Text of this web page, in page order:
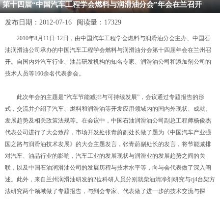
第十四届“中国汽车工程学会燃料与润滑油分会”年会在兰召开
发布日期： 2012-07-16 阅读量： 17329
2010年8月11日-12日，由中国汽车工程学会燃料与润滑油分会主办、中国石
油润滑油公司承办的中国汽车工程学会燃料与润滑油分会第十四届年会在兰州召
开。自国内外汽车行业、油品研发机构的知名专家、润滑油公司和添加剂公司的
技术人员等160余名代表参会。
此次年会的主题是“汽车节能减排与可持续发展”，会议通过专题报告的形
式，交流并介绍了汽车、燃料和润滑油等开发应用领域内的国内外现状、成就、
发展趋势及相关政策法规等。在会议中，中国石油润滑油公司副总工程师杨俊杰
代表公司进行了大会致辞，市场开发处张青蔚副处长做了题为《中国汽车产业强
国之路与润滑油技术发展》的大会主题发言，张青蔚副处长的发言，将节能减排
对汽车、油品行业的影响，汽车工业的发展现状与润滑业的发展趋势之间的关
联，以及中国石油润滑油公司的发展历程与技术水平等，向与会代表做了深入阐
述。此外，来自兰州润滑油研发的2位科研人员分别就柴油清净剂研究与cj4台架方
法研究两个领域做了专题报告，与到会专家、代表做了进一步的技术交流与探